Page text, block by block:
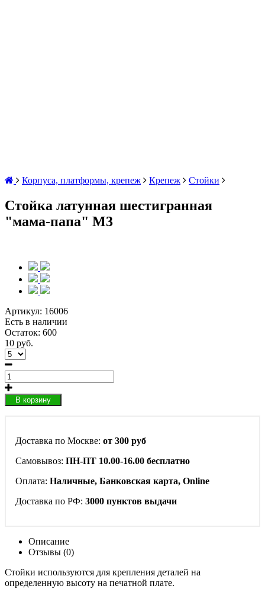
Корпуса, платформы, крепеж Крепеж Стойки
Стойка латунная шестигранная
"мама-папа" М3
Артикул: 16006
Есть в наличии
Остаток: 600
10 руб.
В корзину
Доставка по Москве: от 300 руб
Самовывоз: ПН-ПТ 10.00-16.00 бесплатно
Оплата: Наличные, Банковская карта, Online
Доставка по РФ: 3000 пунктов выдачи
Описание
Отзывы (0)
Стойки используются для крепления деталей на
определенную высоту на печатной плате.